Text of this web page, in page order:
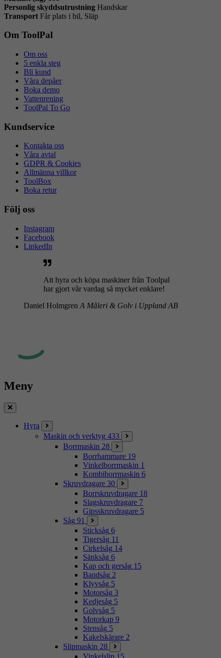
Personlig skyddsutrustning Handskar
Transport Får plats i bil, Släp
Om ToolPal
Om oss
5 enkla steg
Bli kund
Våra depåer
Boka demo
Vattenrening
ToolPal To Go
Kundservice
Kontakta oss
Våra avtal
GDPR & Cookies
Allmänna villkor
ToolBox
Boka retur
Följ oss
Instagram
Facebook
LinkedIn
Att hyra och köpa maskiner från Toolpal
har gjort vår vardag så mycket enklare!
Daniel Holmgren A Måleri & Golv i Uppland AB
Meny
Stäng
Hyra
Maskin och verktyg 433
Borrmaskin 28
Borrhammare 19
Vinkelborrmaskin 1
Kombiborrmaskin 6
Skruvdragare 30
Borrskruvdragare 18
Slagskruvdragare 7
Gipsskruvdragare 5
Såg 91
Sticksåg 6
Tigersåg 11
Cirkelsåg 14
Sänksåg 6
Kap och gersåg 15
Bandsåg 2
Klyvsåg 5
Motorsåg 3
Kedjesåg 5
Golvsåg 5
Motorkap 9
Stensåg 5
Kakelskärare 2
Slipmaskin 28
Vinkelslip 15